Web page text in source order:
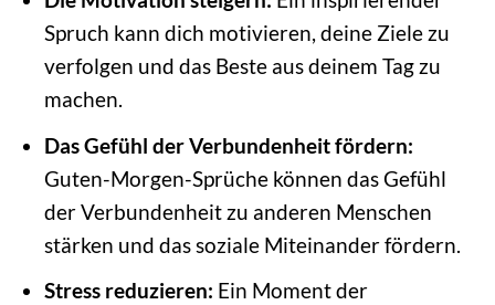
Spruch kann dich motivieren, deine Ziele zu
verfolgen und das Beste aus deinem Tag zu
machen.
Das Gefühl der Verbundenheit fördern:
Guten-Morgen-Sprüche können das Gefühl
der Verbundenheit zu anderen Menschen
stärken und das soziale Miteinander fördern.
Stress reduzieren: Ein Moment der